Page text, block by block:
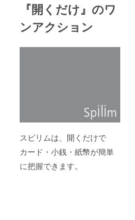
『開くだけ』のワ
ンアクション
スピリムは、開くだけで
カード・小銭・紙幣が簡単
に把握できます。